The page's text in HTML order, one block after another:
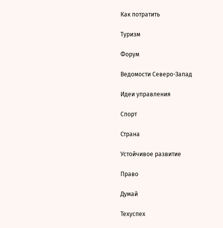
Как потратить
Туризм
Форум
Ведомости Северо-Запад
Идеи управления
Спорт
Страна
Устойчивое развитие
Право
Думай
Техуспех